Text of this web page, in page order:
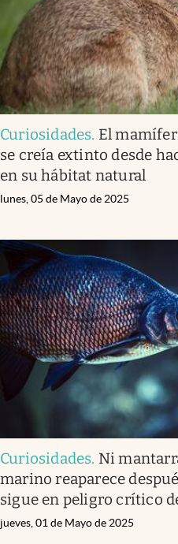
Curiosidades. El
se creía extinto desde
en su hábitat natural
lunes, 05 de Mayo de 2025
Curiosidades. Ni
marino reaparece
sigue en peligro crítico
jueves, 01 de Mayo de 2025